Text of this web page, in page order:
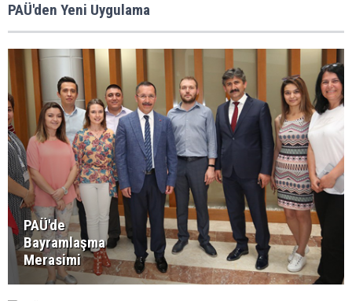
PAÜ'den Yeni Uygulama
PAÜ'de
Bayramlaşma
Merasimi